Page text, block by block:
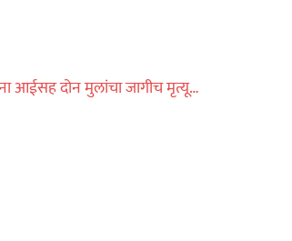
आईसह दोन मुलांचा जागीच मृत्यू…